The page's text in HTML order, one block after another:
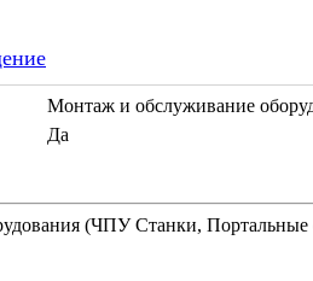
Монтаж и обслуживание
Да
(ЧПУ Станки,